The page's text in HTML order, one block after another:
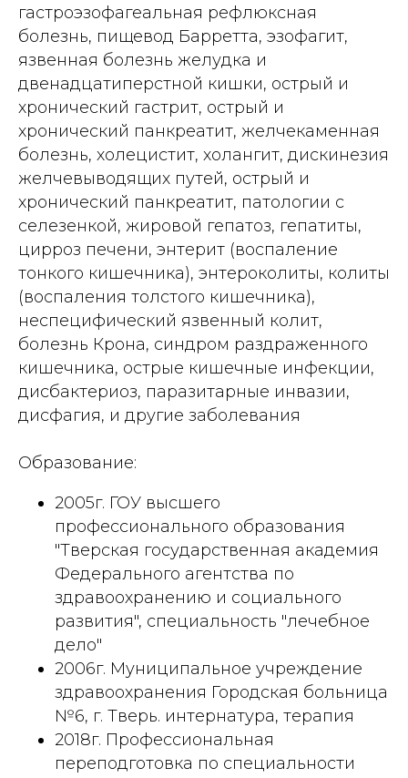
гастроэзофагеальная рефлюксная
болезнь, пищевод Барретта, эзофагит,
язвенная болезнь желудка и
двенадцатиперстной кишки, острый и
хронический гастрит, острый и
хронический панкреатит, желчекаменная
болезнь, холецистит, холангит, дискинезия
желчевыводящих путей, острый и
хронический панкреатит, патологии с
селезенкой, жировой гепатоз, гепатиты,
цирроз печени, энтерит (воспаление
тонкого кишечника), энтероколиты, колиты
(воспаления толстого кишечника),
неспецифический язвенный колит,
болезнь Крона, синдром раздраженного
кишечника, острые кишечные инфекции,
дисбактериоз, паразитарные инвазии,
дисфагия, и другие заболевания
Образование:
2005г. ГОУ высшего
профессионального образования
"Тверская государственная академия
Федерального агентства по
здравоохранению и социального
развития", специальность "лечебное
дело"
2006г. Муниципальное учреждение
здравоохранения Городская больница
№6, г. Тверь. интернатура, терапия
2018г. Профессиональная
переподготовка по специальности